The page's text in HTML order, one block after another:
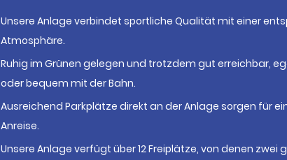
Unsere Anlage verbindet sportliche Qualität mit einer
Atmosphäre.
Ruhig im Grünen gelegen und trotzdem gut erreichbar,
oder bequem mit der Bahn.
Ausreichend Parkplätze direkt an der Anlage sorgen für
Anreise.
Unsere Anlage verfügt über 12 Freiplätze, von denen zwei